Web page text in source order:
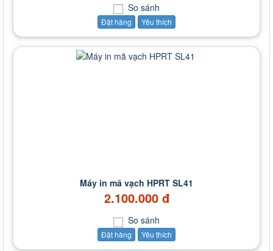
So sánh
Đặt hàng Yêu thích
Máy in mã vạch HPRT SL41
2.100.000 đ
So sánh
Đặt hàng Yêu thích